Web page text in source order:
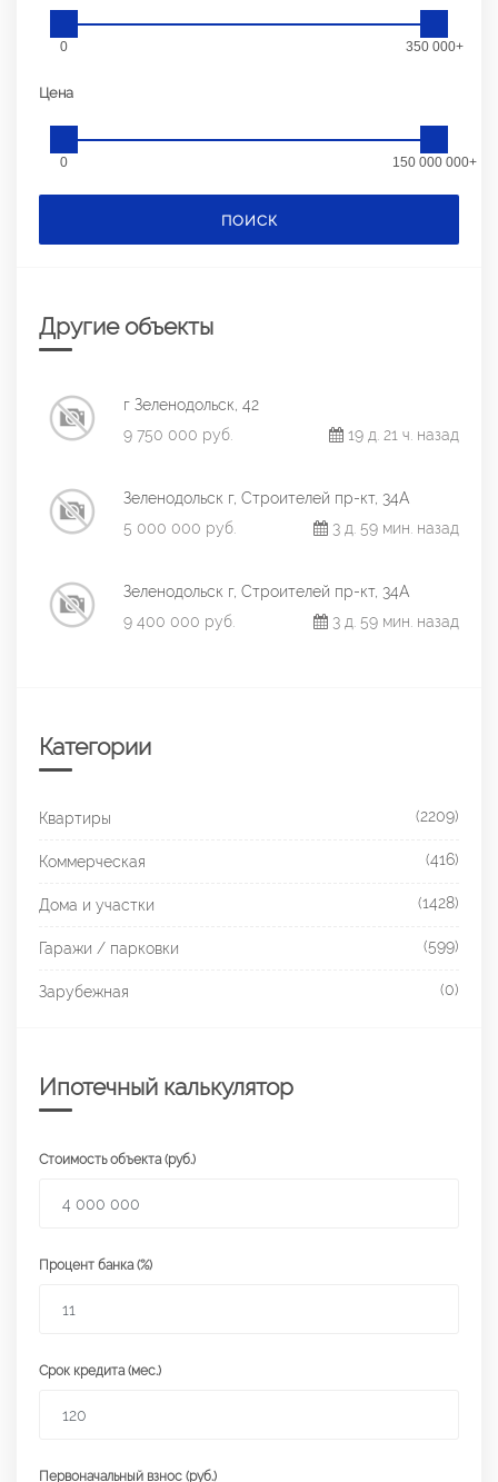
0 350 000+
Цена
0 150 000 000+
ПОИСК
Другие объекты
г Зеленодольск, 42
9 750 000 руб.
19 д. 21 ч. назад
Зеленодольск г, Строителей пр-кт, 34А
5 000 000 руб.
3 д. 59 мин. назад
Зеленодольск г, Строителей пр-кт, 34А
9 400 000 руб.
3 д. 59 мин. назад
Категории
Квартиры (2209)
Коммерческая (416)
Дома и участки (1428)
Гаражи / парковки (599)
Зарубежная (0)
Ипотечный калькулятор
Стоимость объекта (руб.)
Процент банка (%)
Срок кредита (мес.)
Первоначальный взнос (руб.)